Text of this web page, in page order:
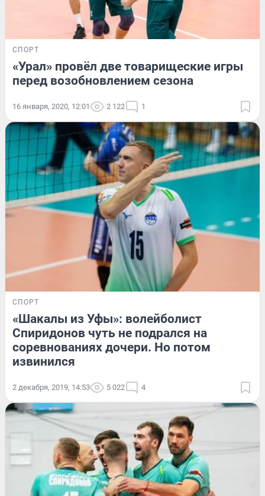
СПОРТ
«Урал» провёл две товарищеские игры
перед возобновлением сезона
16 января, 2020, 12:01 2 122 1
СПОРТ
«Шакалы из Уфы»: волейболист
Спиридонов чуть не подрался на
соревнованиях дочери. Но потом
извинился
2 декабря, 2019, 14:53 5 022 4